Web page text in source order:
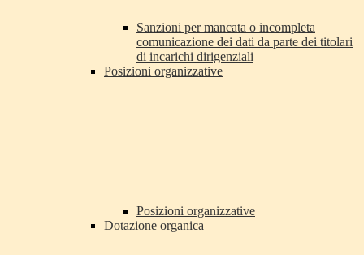
Sanzioni per mancata o incompleta
comunicazione dei dati da parte dei titolari
di incarichi dirigenziali
Posizioni organizzative
Posizioni organizzative
Dotazione organica